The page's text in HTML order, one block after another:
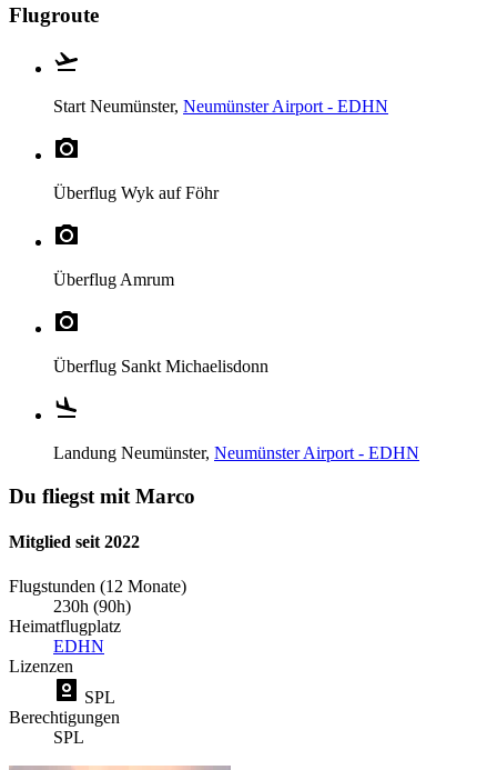
Flugroute
Start Neumünster, Neumünster Airport - EDHN
Überflug Wyk auf Föhr
Überflug Amrum
Überflug Sankt Michaelisdonn
Landung Neumünster, Neumünster Airport - EDHN
Du fliegst mit Marco
Mitglied seit 2022
Flugstunden (12 Monate)
230h (90h)
Heimatflugplatz
EDHN
Lizenzen
SPL
Berechtigungen
SPL